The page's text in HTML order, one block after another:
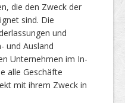
die den Zweck der
sind. Die
und
und Ausland
Unternehmen im In-
alle Geschäfte
mit ihrem Zweck in